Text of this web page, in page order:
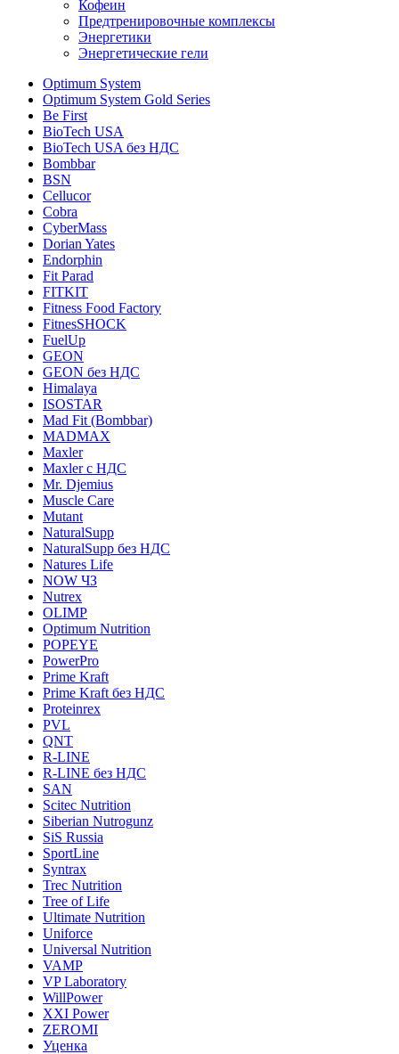
Кофеин
Предтренировочные комплексы
Энергетики
Энергетические гели
Optimum System
Optimum System Gold Series
Be First
BioTech USA
BioTech USA без НДС
Bombbar
BSN
Cellucor
Cobra
CyberMass
Dorian Yates
Endorphin
Fit Parad
FITKIT
Fitness Food Factory
FitnesSHOCK
FuelUp
GEON
GEON без НДС
Himalaya
ISOSTAR
Mad Fit (Bombbar)
MADMAX
Maxler
Maxler с НДС
Mr. Djemius
Muscle Care
Mutant
NaturalSupp
NaturalSupp без НДС
Natures Life
NOW ЧЗ
Nutrex
OLIMP
Optimum Nutrition
POPEYE
PowerPro
Prime Kraft
Prime Kraft без НДС
Proteinrex
PVL
QNT
R-LINE
R-LINE без НДС
SAN
Scitec Nutrition
Siberian Nutrogunz
SiS Russia
SportLine
Syntrax
Trec Nutrition
Tree of Life
Ultimate Nutrition
Uniforce
Universal Nutrition
VAMP
VP Laboratory
WillPower
XXI Power
ZEROMI
Уценка